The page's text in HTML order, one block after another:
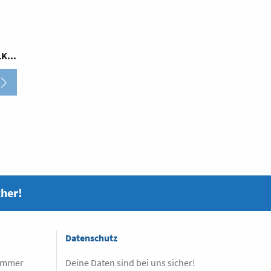
Datenschutz
Deine Daten sind bei uns sicher!